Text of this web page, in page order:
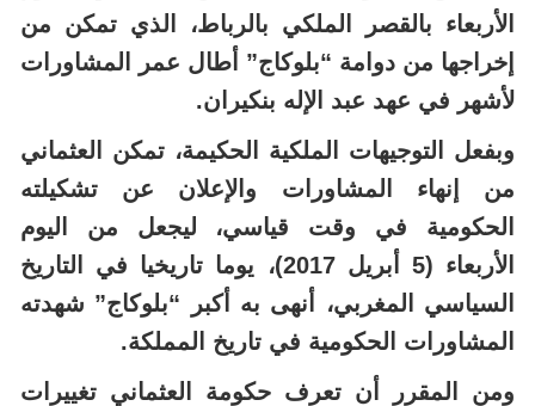
الأربعاء بالقصر الملكي بالرباط، الذي تمكن من
إخراجها من دوامة “بلوكاج” أطال عمر المشاورات
لأشهر في عهد عبد الإله بنكيران.
وبفعل التوجيهات الملكية الحكيمة، تمكن العثماني
من إنهاء المشاورات والإعلان عن تشكيلته
الحكومية في وقت قياسي، ليجعل من اليوم
الأربعاء (5 أبريل 2017)، يوما تاريخيا في التاريخ
السياسي المغربي، أنهى به أكبر “بلوكاج” شهدته
المشاورات الحكومية في تاريخ المملكة.
ومن المقرر أن تعرف حكومة العثماني تغييرات